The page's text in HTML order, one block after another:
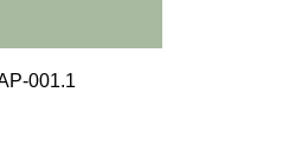
001.1